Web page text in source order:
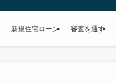
新規住宅ローン 審査を通す